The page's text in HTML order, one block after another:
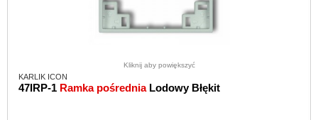
Kliknij aby powiększyć
KARLIK ICON
47IRP-1 Ramka pośrednia Lodowy Błękit